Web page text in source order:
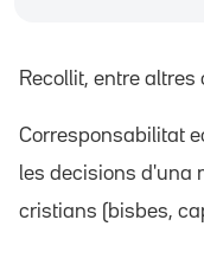
Recollit, entre altres
Corresponsabilitat
les decisions d'una
cristians (bisbes,